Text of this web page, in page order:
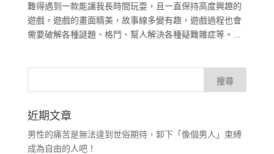
難得遇到一款能讓我長時間玩耍，且一直保持高度興趣的
遊戲。遊戲的畫面精美，故事線多變有趣，遊戲過程也會
需要破解各種謎題、格鬥、幫人解決各種疑難雜症等。...
近期文章
男性的痛苦是無法達到世俗期待，卸下「像個男人」束縛
成為自由的人吧！